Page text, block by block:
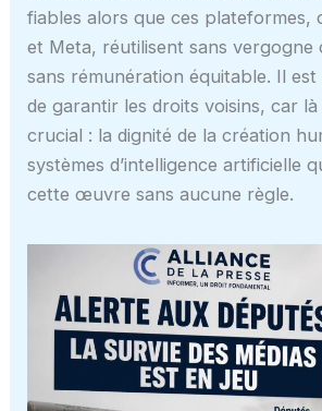
fiables alors que ces plateformes,
et Meta, réutilisent sans vergogne
sans rémunération équitable. Il
de garantir les droits voisins, car là
crucial : la dignité de la création
systèmes d’intelligence artificielle
cette œuvre sans aucune règle.